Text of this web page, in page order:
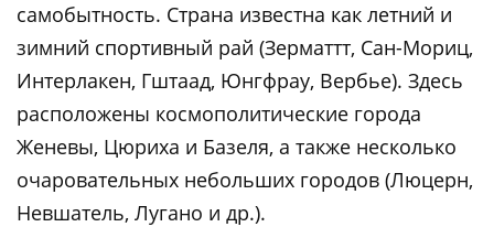
самобытность. Страна известна как летний и
зимний спортивный рай (Зерматтт, Сан-Мориц,
Интерлакен, Гштаад, Юнгфрау, Вербье). Здесь
расположены космополитические города
Женевы, Цюриха и Базеля, а также несколько
очаровательных небольших городов (Люцерн,
Невшатель, Лугано и др.).